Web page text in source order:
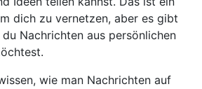
dich zu vernetzen, aber es gibt
Nachrichten aus persönlichen
wie man Nachrichten auf